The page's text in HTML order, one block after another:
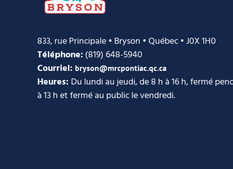
833, rue Principale • Bryson • Québec • J0X 1H0
Téléphone:(819) 648-5940
Courriel: bryson@mrcpontiac.qc.ca
Heures: Du lundi au jeudi, de 8 h à 16 h, fermé
à 13 h et fermé au public le vendredi.